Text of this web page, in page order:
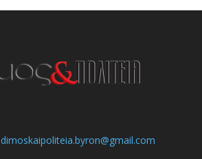
dimoskaipoliteia.byron@gmail.com